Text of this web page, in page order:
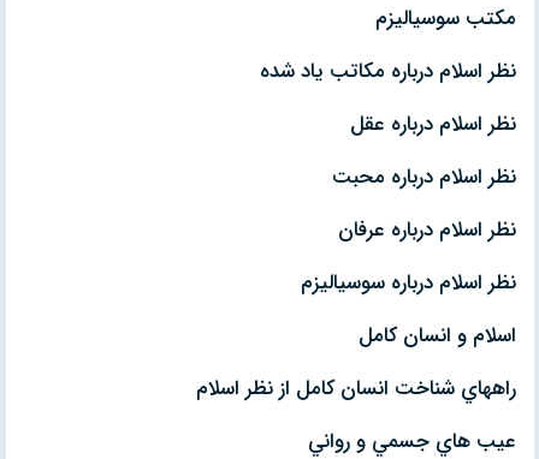
مكتب سوسياليزم
نظر اسلام درباره مكاتب ياد شده
نظر اسلام درباره عقل
نظر اسلام درباره محبت
نظر اسلام درباره عرفان
نظر اسلام درباره سوسياليزم
اسلام و انسان كامل
راههاي شناخت انسان كامل از نظر اسلام
عيب هاي جسمي و رواني